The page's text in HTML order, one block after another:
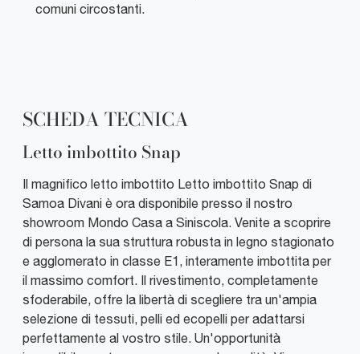
comuni circostanti.
SCHEDA TECNICA
Letto imbottito Snap
Il magnifico letto imbottito Letto imbottito Snap di
Samoa Divani è ora disponibile presso il nostro
showroom Mondo Casa a Siniscola. Venite a scoprire
di persona la sua struttura robusta in legno stagionato
e agglomerato in classe E1, interamente imbottita per
il massimo comfort. Il rivestimento, completamente
sfoderabile, offre la libertà di scegliere tra un'ampia
selezione di tessuti, pelli ed ecopelli per adattarsi
perfettamente al vostro stile. Un'opportunità